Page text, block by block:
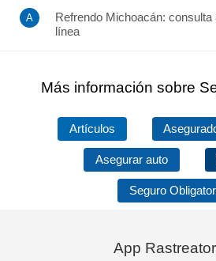
Refrendo Michoacán:
línea
Más información sobre
Artículos
Asegurar auto
Seguro
App